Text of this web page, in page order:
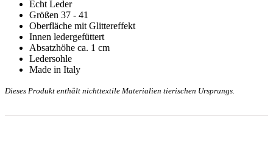
Echt Leder
Größen 37 - 41
Oberfläche mit Glittereffekt
Innen ledergefüttert
Absatzhöhe ca. 1 cm
Ledersohle
Made in Italy
Dieses Produkt enthält nichttextile Materialien tierischen Ursprungs.